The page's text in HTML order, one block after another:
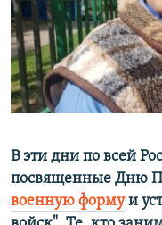
РАСПИСАНИЕ
ПОДПИШИТЕСЬ НА
СОЦИАЛЬНЫЕ СЕТИ
Все сайты РСЕ/РС
В эти дни по всей
посвященные Дню
военную формуи